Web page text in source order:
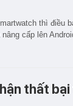
thì điều
cấp lên
thất